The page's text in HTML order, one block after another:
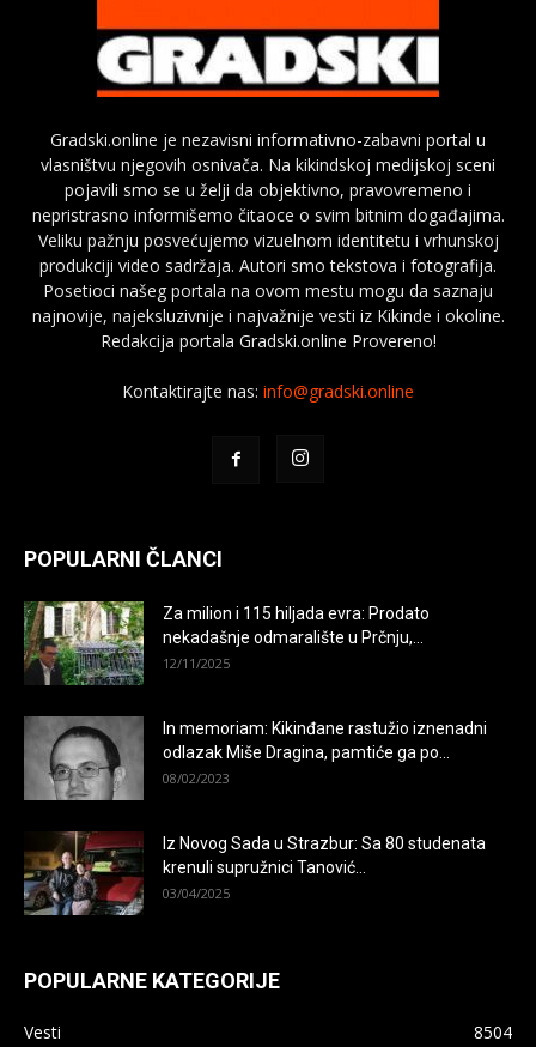
Gradski.online je nezavisni informativno-zabavni portal u
vlasništvu njegovih osnivača. Na kikindskoj medijskoj sceni
pojavili smo se u želji da objektivno, pravovremeno i
nepristrasno informišemo čitaoce o svim bitnim događajima.
Veliku pažnju posvećujemo vizuelnom identitetu i vrhunskoj
produkciji video sadržaja. Autori smo tekstova i fotografija.
Posetioci našeg portala na ovom mestu mogu da saznaju
najnovije, najeksluzivnije i najvažnije vesti iz Kikinde i okoline.
Redakcija portala Gradski.online Provereno!
Kontaktirajte nas: info@gradski.online
POPULARNI ČLANCI
Za milion i 115 hiljada evra: Prodato
nekadašnje odmaralište u Prčnju,...
12/11/2025
In memoriam: Kikinđane rastužio iznenadni
odlazak Miše Dragina, pamtiće ga po...
08/02/2023
Iz Novog Sada u Strazbur: Sa 80 studenata
krenuli supružnici Tanović...
03/04/2025
POPULARNE KATEGORIJE
Vesti 8504